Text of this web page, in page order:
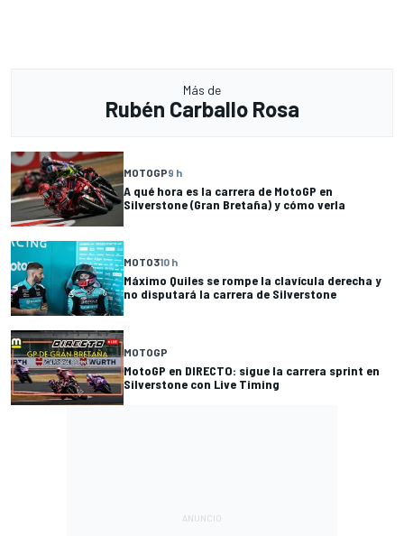
Más de
Rubén Carballo Rosa
MOTOGP9 h
A qué hora es la carrera de MotoGP en
Silverstone (Gran Bretaña) y cómo verla
MOTO310 h
Máximo Quiles se rompe la clavícula derecha y
no disputará la carrera de Silverstone
MOTOGP
MotoGP en DIRECTO: sigue la carrera sprint en
Silverstone con Live Timing